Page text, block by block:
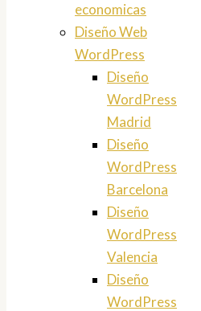
economicas
Diseño Web
WordPress
Diseño
WordPress
Madrid
Diseño
WordPress
Barcelona
Diseño
WordPress
Valencia
Diseño
WordPress